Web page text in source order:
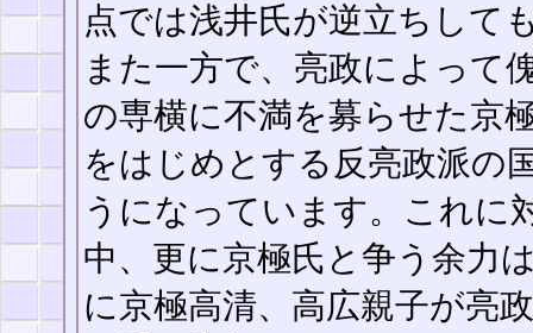
点では浅井氏が逆立ちして
また一方で、亮政によって
の専横に不満を募らせた京
をはじめとする反亮政派の
うになっています。これに
中、更に京極氏と争う余力
に京極高清、高広親子が亮